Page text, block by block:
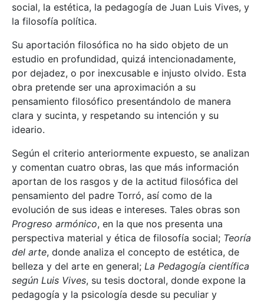
social, la estética, la pedagogía de Juan Luis Vives, y
la filosofía política.
Su aportación filosófica no ha sido objeto de un
estudio en profundidad, quizá intencionadamente,
por dejadez, o por inexcusable e injusto olvido. Esta
obra pretende ser una aproximación a su
pensamiento filosófico presentándolo de manera
clara y sucinta, y respetando su intención y su
ideario.
Según el criterio anteriormente expuesto, se analizan
y comentan cuatro obras, las que más información
aportan de los rasgos y de la actitud filosófica del
pensamiento del padre Torró, así como de la
evolución de sus ideas e intereses. Tales obras son
Progreso armónico, en la que nos presenta una
perspectiva material y ética de filosofía social; Teoría
del arte, donde analiza el concepto de estética, de
belleza y del arte en general; La Pedagogía científica
según Luis Vives, su tesis doctoral, donde expone la
pedagogía y la psicología desde su peculiar y